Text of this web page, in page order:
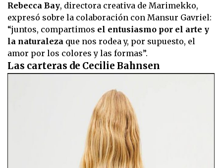
Rebecca Bay, directora creativa de Marimekko,
expresó sobre la colaboración con Mansur Gavriel:
“juntos, compartimos el entusiasmo por el arte y
la naturaleza que nos rodea y, por supuesto, el
amor por los colores y las formas”.
Las carteras de Cecilie Bahnsen